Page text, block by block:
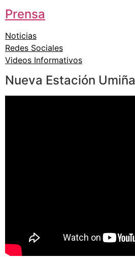
Prensa
Noticias
Redes Sociales
Videos Informativos
Nueva Estación Umiña